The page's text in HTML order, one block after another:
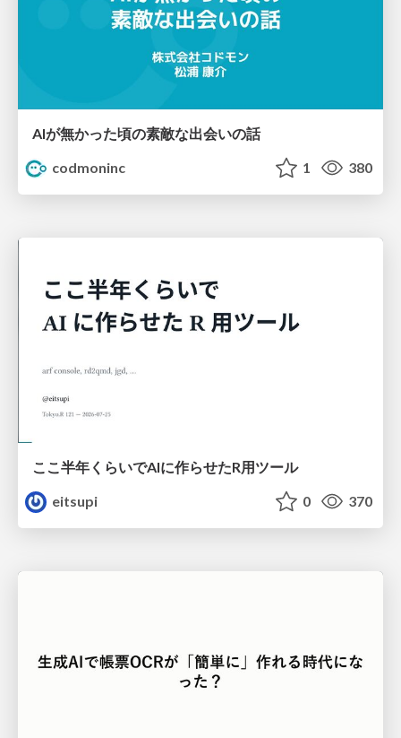
AIが無かった頃の素敵な出会いの話
codmoninc
1 380
ここ半年くらいでAIに作らせたR用ツール
eitsupi
0 370